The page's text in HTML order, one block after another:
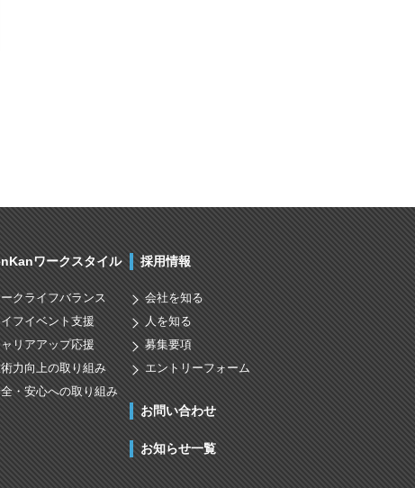
ワークスタイル
クライフバランス
フイベント支援
リアアップ応援
力向上の取り組み
・安心への取り組み
採用情報
会社を知る
人を知る
募集要項
エントリーフォーム
お問い合わせ
お知らせ一覧